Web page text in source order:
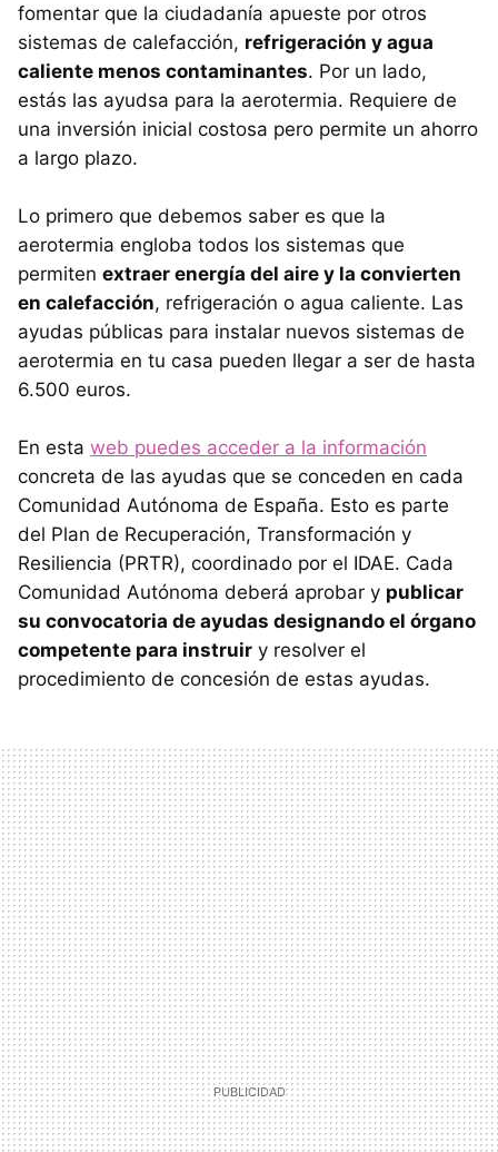
fomentar que la ciudadanía apueste por otros
sistemas de calefacción, refrigeración y agua
caliente menos contaminantes. Por un lado,
estás las ayudsa para la aerotermia. Requiere de
una inversión inicial costosa pero permite un ahorro
a largo plazo.
Lo primero que debemos saber es que la
aerotermia engloba todos los sistemas que
permiten extraer energía del aire y la convierten
en calefacción, refrigeración o agua caliente. Las
ayudas públicas para instalar nuevos sistemas de
aerotermia en tu casa pueden llegar a ser de hasta
6.500 euros.
En esta web puedes acceder a la información
concreta de las ayudas que se conceden en cada
Comunidad Autónoma de España. Esto es parte
del Plan de Recuperación, Transformación y
Resiliencia (PRTR), coordinado por el IDAE. Cada
Comunidad Autónoma deberá aprobar y publicar
su convocatoria de ayudas designando el órgano
competente para instruir y resolver el
procedimiento de concesión de estas ayudas.